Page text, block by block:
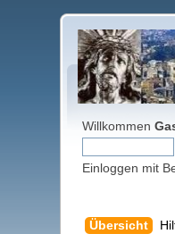
Willkommen
Einloggen mit
Übersicht